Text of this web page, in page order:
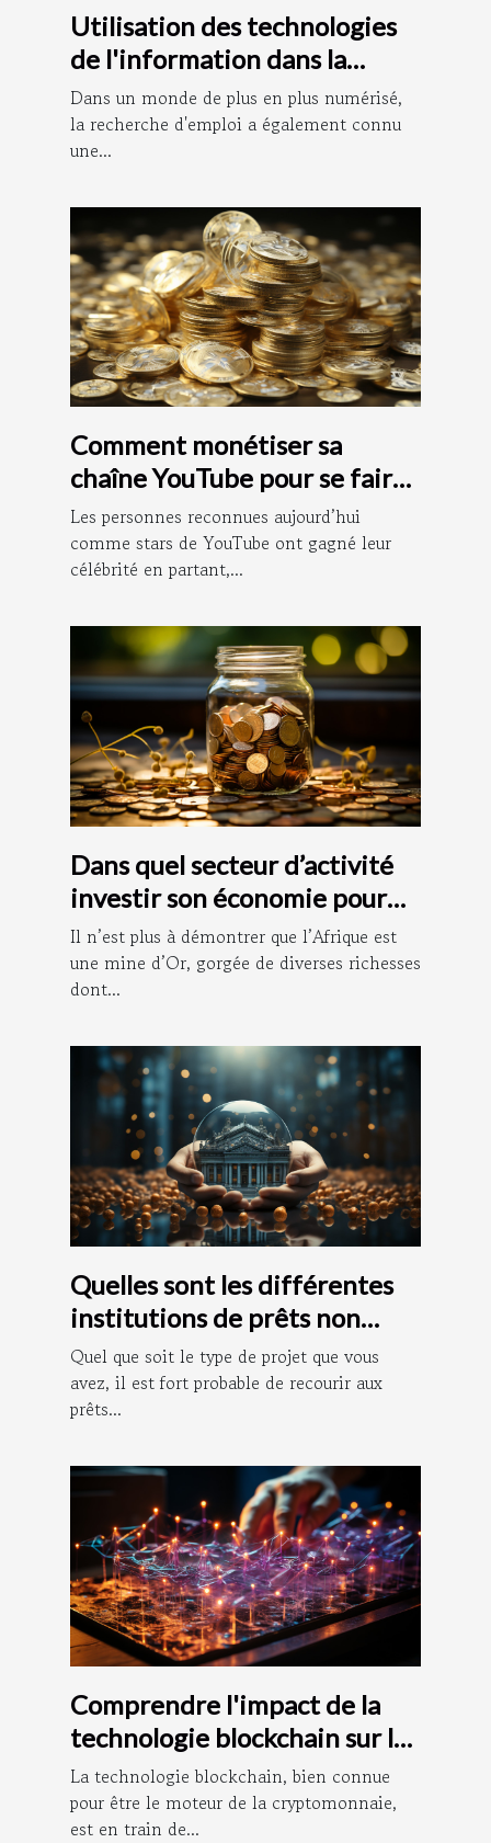
Utilisation des technologies
de l'information dans la
recherche d'emploi : le rôle
de Pôle Documentation
Dans un monde de plus en plus numérisé,
la recherche d'emploi a également connu
une...
Comment monétiser sa
chaîne YouTube pour se faire
de l’argent ?
Les personnes reconnues aujourd’hui
comme stars de YouTube ont gagné leur
célébrité en partant,...
Dans quel secteur d’activité
investir son économie pour
vite s’enrichir ?
Il n’est plus à démontrer que l’Afrique est
une mine d’Or, gorgée de diverses richesses
dont...
Quelles sont les différentes
institutions de prêts non
bancaires ?
Quel que soit le type de projet que vous
avez, il est fort probable de recourir aux
prêts...
Comprendre l'impact de la
technologie blockchain sur la
comptabilité
La technologie blockchain, bien connue
pour être le moteur de la cryptomonnaie,
est en train de...